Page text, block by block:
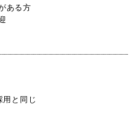
ある方
と同じ